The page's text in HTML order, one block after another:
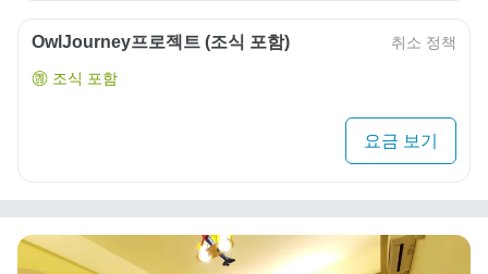
OwlJourney프로젝트 (조식 포함) 취소 정책
조식 포함
요금 보기